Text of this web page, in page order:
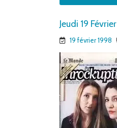
Jeudi 19
19 février 1998